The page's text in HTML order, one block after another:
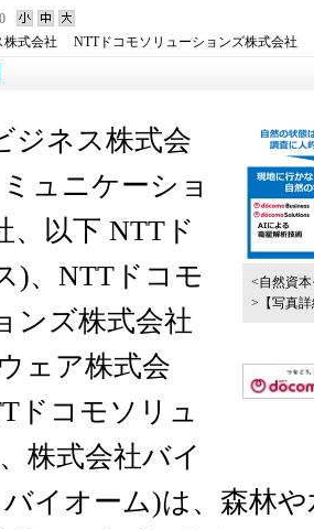
株式会社 NTTドコモソリューションズ株式会社
<自然資
> 【写真
ジネス株式会
ュニケーショ
、以下 NTTド
)、NTTドコモ
ンズ株式会社
ェア株式会
ドコモソリュ
株式会社バイ
イオーム)は、森林